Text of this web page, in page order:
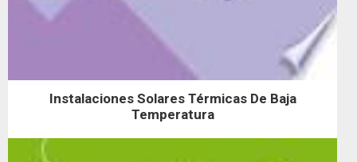
Instalaciones Solares Térmicas De Baja
Temperatura